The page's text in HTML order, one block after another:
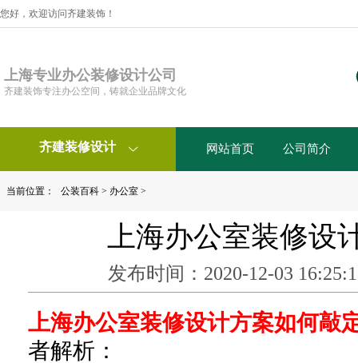
您好，欢迎访问齐建装饰！
上海专业办公装修设计公司
齐建装饰专注办公空间，铸就企业品牌文化
齐建装修设计  网站首页 公司简介
当前位置： 公装百科 > 办公室 >
上海办公室装修设
发布时间：2020-12-03
上海办公室装修设计方案如何敲
者解析：